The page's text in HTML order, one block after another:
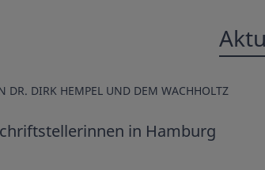
DR. DIRK HEMPEL UND DEM WACHHOLTZ
in Hamburg